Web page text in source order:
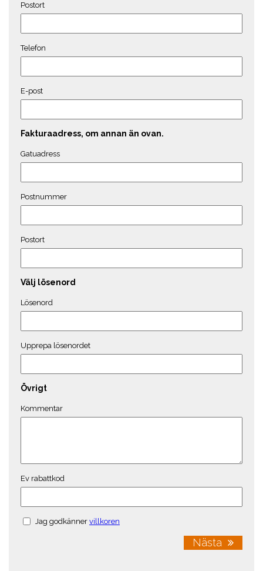
Postort
Telefon
E-post
Fakturaadress, om annan än ovan.
Gatuadress
Postnummer
Postort
Välj lösenord
Lösenord
Upprepa lösenordet
Övrigt
Kommentar
Ev rabattkod
Jag godkänner villkoren
Nästa